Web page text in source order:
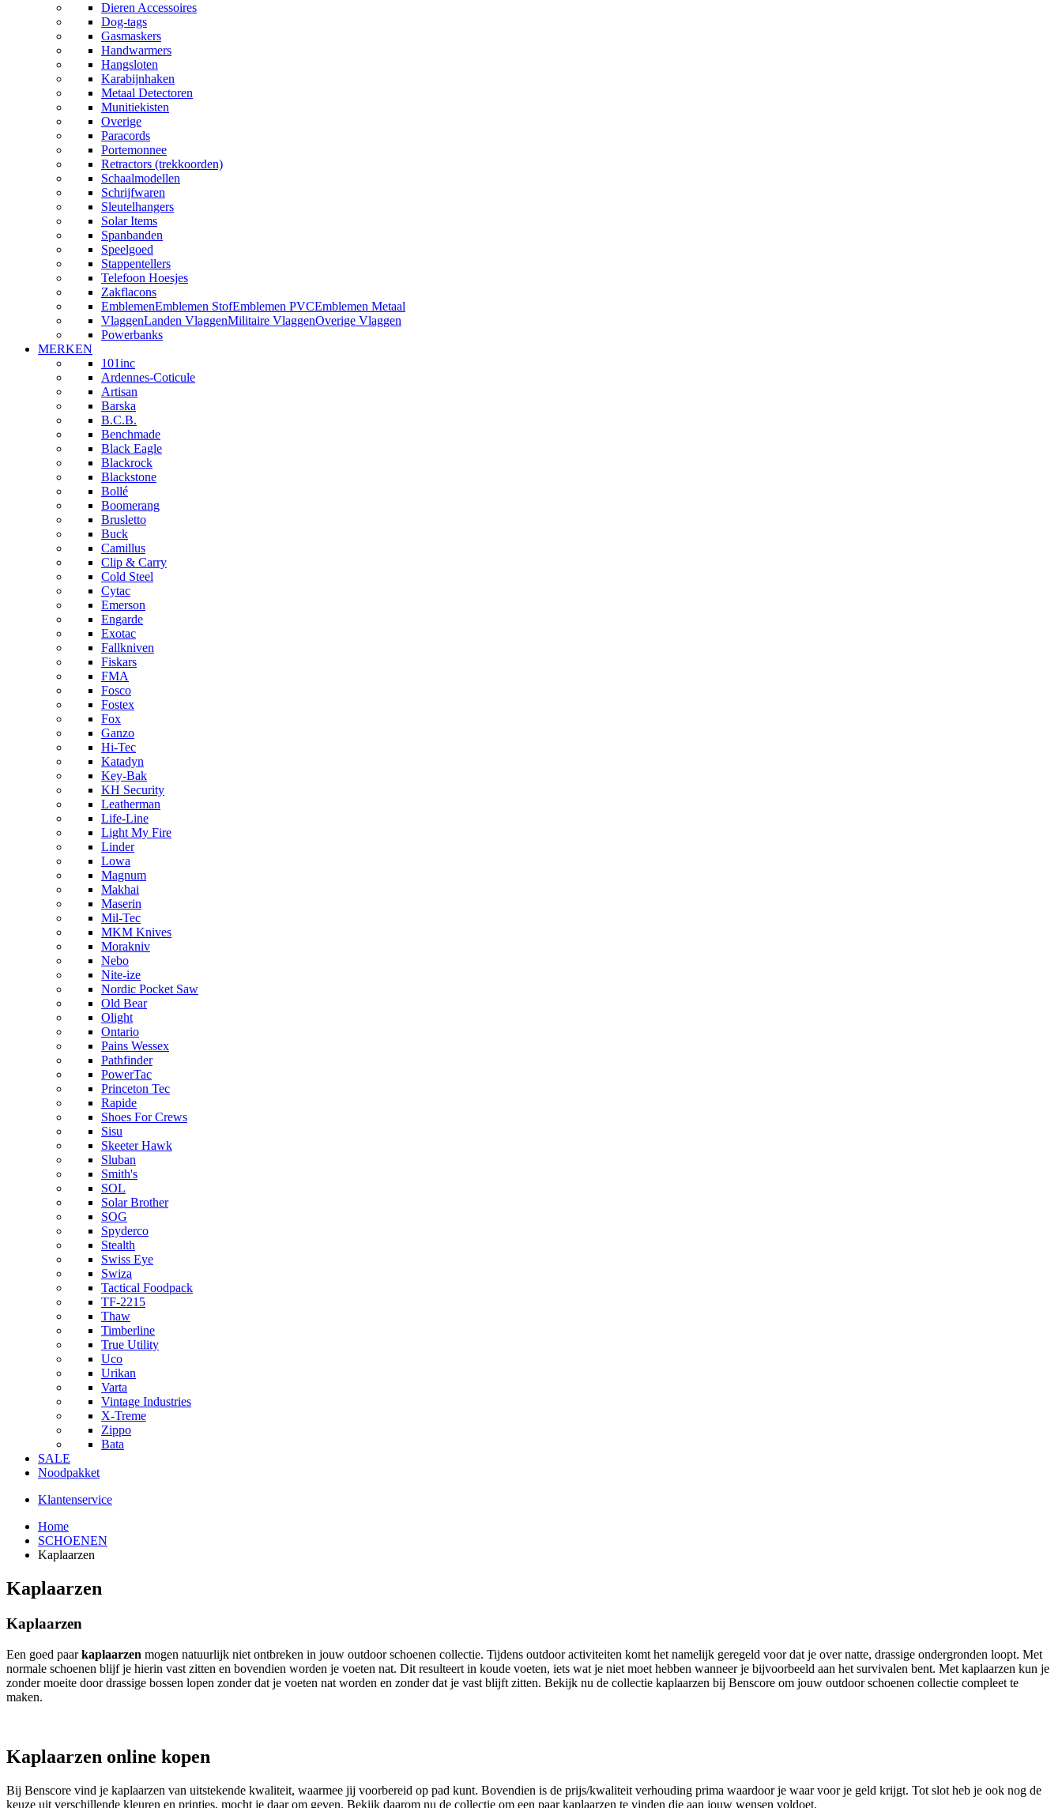
Dieren Accessoires
Dog-tags
Gasmaskers
Handwarmers
Hangsloten
Karabijnhaken
Metaal Detectoren
Munitiekisten
Overige
Paracords
Portemonnee
Retractors (trekkoorden)
Schaalmodellen
Schrijfwaren
Sleutelhangers
Solar Items
Spanbanden
Speelgoed
Stappentellers
Telefoon Hoesjes
Zakflacons
EmblemenEmblemen StofEmblemen PVCEmblemen Metaal
VlaggenLanden VlaggenMilitaire VlaggenOverige Vlaggen
Powerbanks
MERKEN
101inc
Ardennes-Coticule
Artisan
Barska
B.C.B.
Benchmade
Black Eagle
Blackrock
Blackstone
Bollé
Boomerang
Brusletto
Buck
Camillus
Clip & Carry
Cold Steel
Cytac
Emerson
Engarde
Exotac
Fallkniven
Fiskars
FMA
Fosco
Fostex
Fox
Ganzo
Hi-Tec
Katadyn
Key-Bak
KH Security
Leatherman
Life-Line
Light My Fire
Linder
Lowa
Magnum
Makhai
Maserin
Mil-Tec
MKM Knives
Morakniv
Nebo
Nite-ize
Nordic Pocket Saw
Old Bear
Olight
Ontario
Pains Wessex
Pathfinder
PowerTac
Princeton Tec
Rapide
Shoes For Crews
Sisu
Skeeter Hawk
Sluban
Smith's
SOL
Solar Brother
SOG
Spyderco
Stealth
Swiss Eye
Swiza
Tactical Foodpack
TF-2215
Thaw
Timberline
True Utility
Uco
Urikan
Varta
Vintage Industries
X-Treme
Zippo
Bata
SALE
Noodpakket
Klantenservice
Home
SCHOENEN
Kaplaarzen
Kaplaarzen
Kaplaarzen
Een goed paarkaplaarzen mogen natuurlijk niet ontbreken in jouw outdoor schoenen collectie. Tijdens outdoor activiteiten komt het namelijk geregeld voor dat je over natte, drassige ondergronden loopt. Met
normale schoenen blijf je hierin vast zitten en bovendien worden je voeten nat. Dit resulteert in koude voeten, iets wat je niet moet hebben wanneer je bijvoorbeeld aan het survivalen bent. Met kaplaarzen kun je
zonder moeite door drassige bossen lopen zonder dat je voeten nat worden en zonder dat je vast blijft zitten. Bekijk nu de collectie kaplaarzen bij Benscore om jouw outdoor schoenen collectie compleet te
maken.
Kaplaarzen online kopen
Bij Benscore vind je kaplaarzen van uitstekende kwaliteit, waarmee jij voorbereid op pad kunt. Bovendien is de prijs/kwaliteit verhouding prima waardoor je waar voor je geld krijgt. Tot slot heb je ook nog de
keuze uit verschillende kleuren en printjes, mocht je daar om geven. Bekijk daarom nu de collectie om een paar kaplaarzen te vinden die aan jouw wensen voldoet.